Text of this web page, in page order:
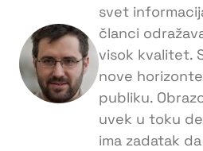
svet
članci
visok kvalitet.
nove
publiku.
uvek u toku
ima zadatak